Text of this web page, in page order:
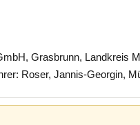
Grasbrunn, Landkreis
Roser, Jannis-Georgin,